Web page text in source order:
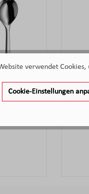
verwendet
Cookie-Einstellungen